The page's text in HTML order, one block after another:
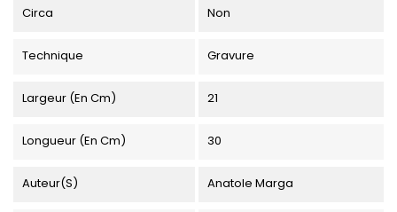
Circa Non
Technique Gravure
Largeur (en Cm) 21
Longueur (en Cm) 30
Auteur(s) Anatole Marga